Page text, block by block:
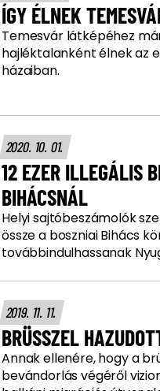
ÍGY ÉLNEK
Temesvár látképéhez
hajléktalanként élnek az
házaiban.
2020. 10. 01.
12 EZER ILLEGÁLIS
BIHÁCSNÁL
Helyi sajtóbeszámolók
össze a boszniai Bihács
továbbindulhassanak
2019. 11. 11.
BRÜSSZEL
Annak ellenére, hogy a
bevándorlás végéről